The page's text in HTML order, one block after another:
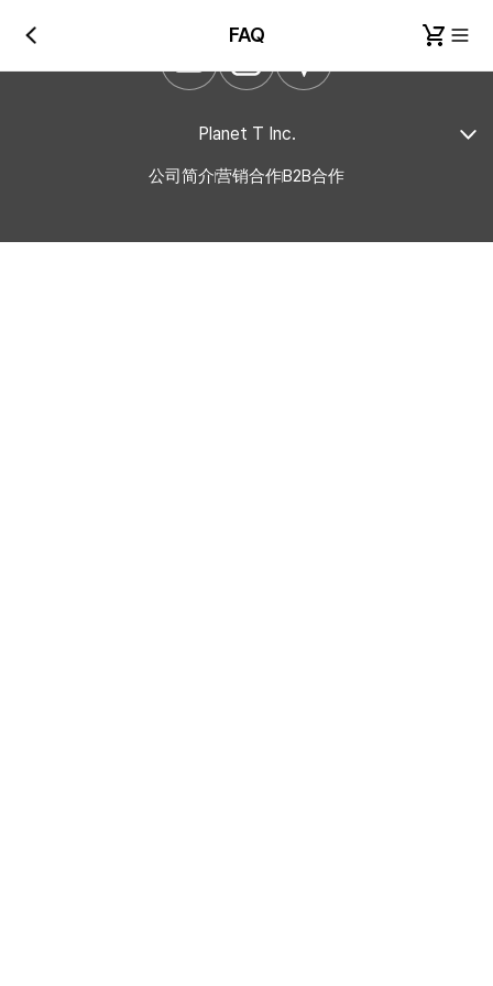
FAQ
Planet T Inc.
公司简介营销合作B2B合作